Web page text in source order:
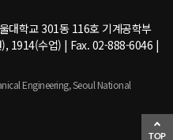
TOP
대학교 301동 116호 기계공학부
1914(수업) | Fax. 02-888-6046 |
Engineering, Seoul National